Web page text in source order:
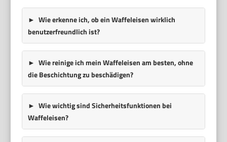
Wie erkenne ich, ob ein Waffeleisen wirklich
benutzerfreundlich ist?
Wie reinige ich mein Waffeleisen am besten, ohne
die Beschichtung zu beschädigen?
Wie wichtig sind Sicherheitsfunktionen bei
Waffeleisen?